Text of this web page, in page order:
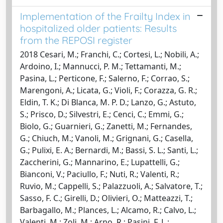
Implementation of the Frailty Index in
hospitalized older patients: Results
from the REPOSI register
2018 Cesari, M.; Franchi, C.; Cortesi, L.; Nobili, A.;
Ardoino, I.; Mannucci, P. M.; Tettamanti, M.;
Pasina, L.; Perticone, F.; Salerno, F.; Corrao, S.;
Marengoni, A.; Licata, G.; Violi, F.; Corazza, G. R.;
Eldin, T. K.; Di Blanca, M. P. D.; Lanzo, G.; Astuto,
S.; Prisco, D.; Silvestri, E.; Cenci, C.; Emmi, G.;
Biolo, G.; Guarnieri, G.; Zanetti, M.; Fernandes,
G.; Chiuch, M.; Vanoli, M.; Grignani, G.; Casella,
G.; Pulixi, E. A.; Bernardi, M.; Bassi, S. L.; Santi, L.;
Zaccherini, G.; Mannarino, E.; Lupattelli, G.;
Bianconi, V.; Paciullo, F.; Nuti, R.; Valenti, R.;
Ruvio, M.; Cappelli, S.; Palazzuoli, A.; Salvatore, T.;
Sasso, F. C.; Girelli, D.; Olivieri, O.; Matteazzi, T.;
Barbagallo, M.; Plances, L.; Alcamo, R.; Calvo, L.;